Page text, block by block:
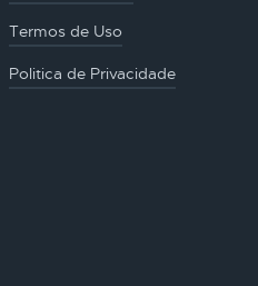
Termos de Uso
Politica de Privacidade